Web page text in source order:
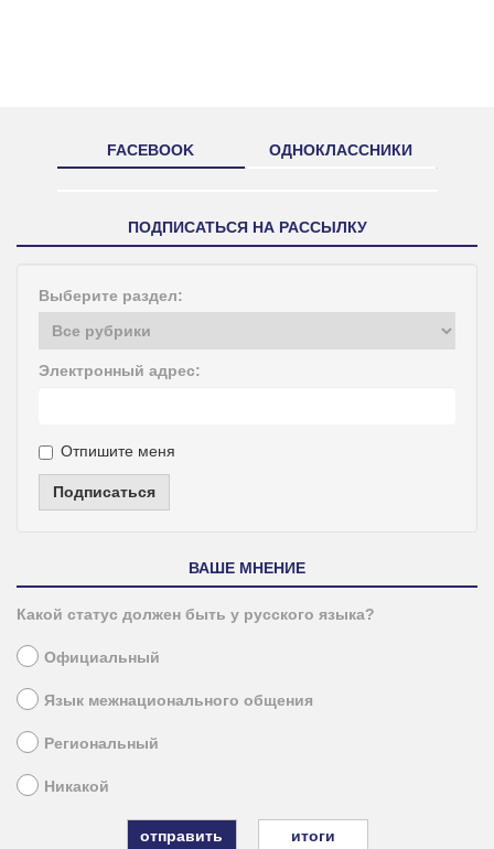
FACEBOOK ОДНОКЛАССНИКИ
ПОДПИСАТЬСЯ НА РАССЫЛКУ
Выберите раздел:
Электронный адрес:
Отпишите меня
Подписаться
ВАШЕ МНЕНИЕ
Какой статус должен быть у русского языка?
Официальный
Язык межнационального общения
Региональный
Никакой
итоги